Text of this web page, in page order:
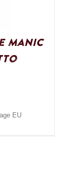
Manic
EU